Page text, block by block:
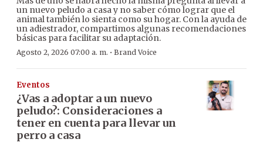
un nuevo peludo a casa y no saber cómo lograr que el
animal también lo sienta como su hogar. Con la ayuda de
un adiestrador, compartimos algunas recomendaciones
básicas para facilitar su adaptación.
Agosto 2, 2026 07:00 a. m. · Brand Voice
Eventos
¿Vas a adoptar a un nuevo
peludo?: Consideraciones a
tener en cuenta para llevar un
perro a casa